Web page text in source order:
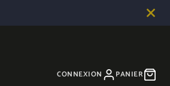
CONNEXION PANIER